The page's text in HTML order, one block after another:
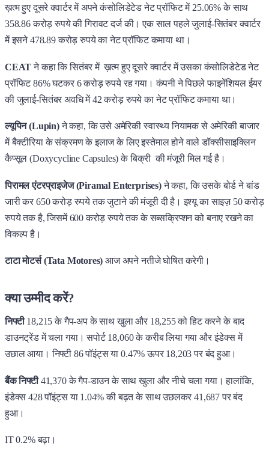
ख़त्म हुए दूसरे क्वार्टर में अपने कंसोलिडेटेड नेट प्रॉफिट में 25.06% के साथ
358.86 करोड़ रुपये की गिरावट दर्ज की। एक साल पहले जुलाई-सितंबर क्वार्टर
में इसने 478.89 करोड़ रुपये का नेट प्रॉफिट कमाया था।
CEATने कहा कि सितंबर में ख़त्म हुए दूसरे क्वार्टर में उसका कंसोलिडेटेड नेट
प्रॉफिट 86% घटकर 6 करोड़ रुपये रह गया। कंपनी ने पिछले फाइनेंशियल ईयर
की जुलाई-सितंबर अवधि में 42 करोड़ रुपये का नेट प्रॉफिट कमाया था।
ल्यूपिन (Lupin)ने कहा, कि उसे अमेरिकी स्वास्थ्य नियामक से अमेरिकी बाजार
में बैक्टीरिया के संक्रमण के इलाज के लिए इस्तेमाल होने वाले डॉक्सीसाइक्लिन
कैप्सूल (Doxycycline Capsules) के बिक्री की मंजूरी मिल गई है।
पिरामल एंटरप्राइजेज (Piramal Enterprises)ने कहा, कि उसके बोर्ड ने बांड
जारी कर 650 करोड़ रुपये तक जुटाने की मंजूरी दी है। इश्यू का साइज़ 50 करोड़
रुपये तक है, जिसमें 600 करोड़ रुपये तक के सब्सक्रिप्शन को बनाए रखने का
विकल्प है।
टाटा मोटर्स (Tata Motores)आज अपने नतीजे घोषित करेगी।
क्या उम्मीद करें?
निफ्टी18,215 के गैप-अप के साथ खुला और 18,255 को हिट करने के बाद
डाउनट्रेंड में चला गया। सपोर्ट 18,060 के करीब लिया गया और इंडेक्स में
उछाल आया। निफ्टी 86 पॉइंट्स या 0.47% ऊपर 18,203 पर बंद हुआ।
बैंक निफ्टी41,370 के गैप-डाउन के साथ खुला और नीचे चला गया। हालांकि,
इंडेक्स 428 पॉइंट्स या 1.04% की बढ़त के साथ उछलकर 41,687 पर बंद
हुआ।
IT 0.2% बढ़ा।